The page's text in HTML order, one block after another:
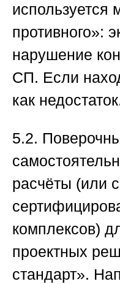
используется
противного»:
нарушение
СП. Если
как
5.2.
расчёты (или
комплексов)
проектных
стандарт».